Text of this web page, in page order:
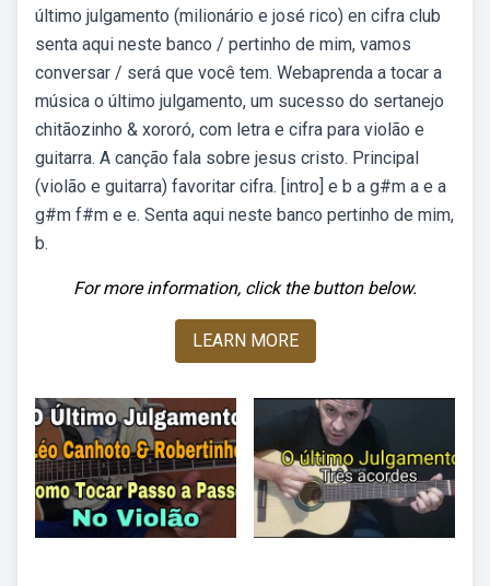
último julgamento (milionário e josé rico) en cifra club
senta aqui neste banco / pertinho de mim, vamos
conversar / será que você tem. Webaprenda a tocar a
música o último julgamento, um sucesso do sertanejo
chitãozinho & xororó, com letra e cifra para violão e
guitarra. A canção fala sobre jesus cristo. Principal
(violão e guitarra) favoritar cifra. [intro] e b a g#m a e a
g#m f#m e e. Senta aqui neste banco pertinho de mim,
b.
For more information, click the button below.
LEARN MORE